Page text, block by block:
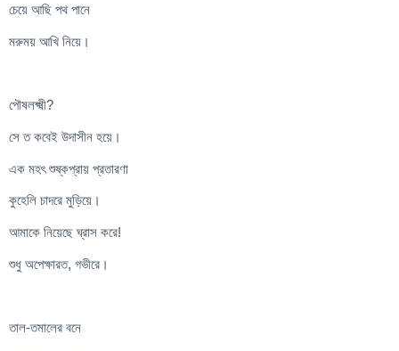
চেয়ে আছি পথ পানে
মরুময় আখি নিয়ে।
পৌষলক্ষ্মী?
সে ত কবেই উদাসীন হয়ে।
এক মহৎ শুষ্কপ্রায় প্রতারণা
কুহেলি চাদরে মুড়িয়ে।
আমাকে নিয়েছে ঘ্রাস করে!
শুধু অপেক্ষারত, গভীরে।
তাল-তমালের বনে